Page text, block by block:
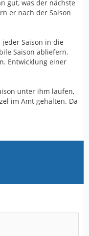
gut, was der nächste
er nach der Saison
Saison in die
Saison abliefern.
Entwicklung einer
unter ihm laufen,
im Amt gehalten. Da